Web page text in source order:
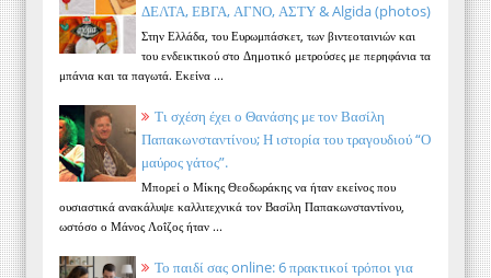
ΔΕΛΤΑ, ΕΒΓΑ, ΑΓΝΟ, ΑΣΤΥ & Algida (photos)
Στην Ελλάδα, του Ευρωμπάσκετ, των βιντεοταινιών και
του ενδεικτικού στο Δημοτικό μετρούσες με περηφάνια τα
μπάνια και τα παγωτά. Εκείνα ...
Τι σχέση έχει ο Θανάσης με τον Βασίλη
Παπακωνσταντίνου; Η ιστορία του τραγουδιού “Ο
μαύρος γάτος”.
Μπορεί ο Μίκης Θεοδωράκης να ήταν εκείνος που
ουσιαστικά ανακάλυψε καλλιτεχνικά τον Βασίλη Παπακωνσταντίνου,
ωστόσο ο Μάνος Λοΐζος ήταν ...
Το παιδί σας online: 6 πρακτικοί τρόποι για